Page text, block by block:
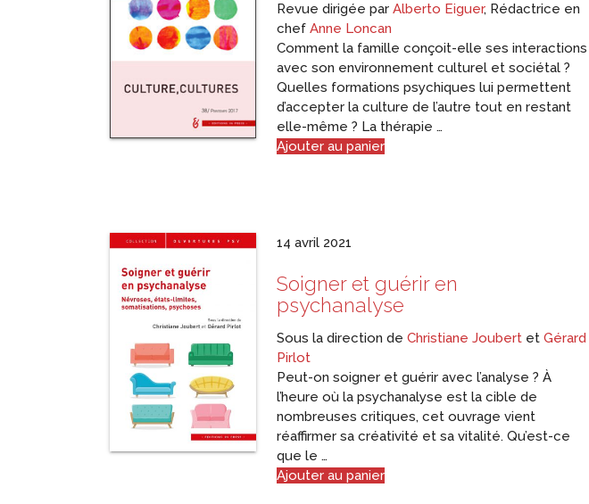
Revue dirigée par Alberto Eiguer, Rédactrice en
chef Anne Loncan
Comment la famille conçoit-elle ses interactions
avec son environnement culturel et sociétal ?
Quelles formations psychiques lui permettent
d’accepter la culture de l’autre tout en restant
elle-même ? La thérapie …
Ajouter au panier
14 avril 2021
Soigner et guérir en
psychanalyse
Sous la direction de Christiane Joubertet Gérard
Pirlot
Peut-on soigner et guérir avec l’analyse ? À
l’heure où la psychanalyse est la cible de
nombreuses critiques, cet ouvrage vient
réaffirmer sa créativité et sa vitalité. Qu’est-ce
que le …
Ajouter au panier